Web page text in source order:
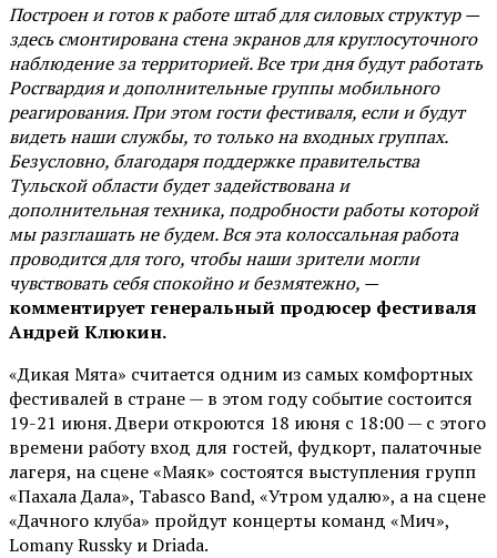
Построен и готов к работе штаб для силовых структур —
здесь смонтирована стена экранов для круглосуточного
наблюдение за территорией. Все три дня будут работать
Росгвардия и дополнительные группы мобильного
реагирования. При этом гости фестиваля, если и будут
видеть наши службы, то только на входных группах.
Безусловно, благодаря поддержке правительства
Тульской области будет задействована и
дополнительная техника, подробности работы которой
мы разглашать не будем. Вся эта колоссальная работа
проводится для того, чтобы наши зрители могли
чувствовать себя спокойно и безмятежно, —
комментирует генеральный продюсер фестиваля
Андрей Клюкин.
«Дикая Мята» считается одним из самых комфортных
фестивалей в стране — в этом году событие состоится
19-21 июня. Двери откроются 18 июня с 18:00 — с этого
времени работу вход для гостей, фудкорт, палаточные
лагеря, на сцене «Маяк» состоятся выступления групп
«Пахала Дала», Tabasco Band, «Утром удалю», а на сцене
«Дачного клуба» пройдут концерты команд «Мич»,
Lomany Russky и Driada.